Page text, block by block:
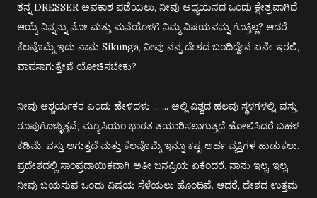
ತನ್ನ DRESSER ಅವಕಾಶ ಪಡೆಯಲು, ನೀವು ಅಧ್ಯಯನದ ಒಂದು ಕ್ಷೇತ್ರವಾಗಿದೆ
ಆಯ್ಕೆ ನಿನ್ನನ್ನು ನೋ ಮತ್ತು ಮನೆಯೊಳಗೆ ನಿಮ್ಮ ವಿಷಯವನ್ನು ಗೊತ್ತಿಲ್ಲ? ಆದರೆ
ಕೆಲವೊಮ್ಮೆ ಇದು ನಾನು Sikunga, ನೀವು ನನ್ನ ದೇಶದ ಬಂದಿದ್ದೇನೆ ಏನೇ ಇರಲಿ,
ವಾಪಸಾಗುತ್ತೇವೆ ಯೋಚಿಸಬೇಕು?
ನೀವು ಆಶ್ಚರ್ಯಕರ ಎಂದು ಹೇಳಿದಳು ... ... ಅಲ್ಲಿ ವಿಶ್ವದ ಹಲವು ಸ್ಥಳಗಳಲ್ಲಿ, ವಸ್ತು
ರೂಪುಗೊಳ್ಳುತ್ತವೆ, ಮ್ಯೂಸಿಯಂ ಭಾರತ ತಯಾರಿಸಲಾಗುತ್ತದೆ ಹೋಲಿಸಿದರೆ ಬಹಳ
ಕಡಿಮೆ. ವಸ್ತು ಆಗುತ್ತದೆ ಮತ್ತು ಕೆಲವೊಮ್ಮೆ ಇನ್ನೂ ಕಷ್ಟ ಅರ್ಹ ವ್ಯಕ್ತಿಗಳ ಹುಡುಕಲು.
ಪ್ರದೇಶದಲ್ಲಿ ಸಾಂಪ್ರದಾಯಿಕವಾಗಿ ಅತೀ ಜನಪ್ರಿಯ ಏಕೆಂದರೆ. ನಾನು ಇಲ್ಲ, ಇಲ್ಲ,
ನೀವು ಬಯಸುವ ಒಂದು ವಿಷಯ ಸೆಳೆಯಲು ಹೊಂದಿವೆ. ಆದರೆ, ದೇಶದ ಉತ್ತಮ